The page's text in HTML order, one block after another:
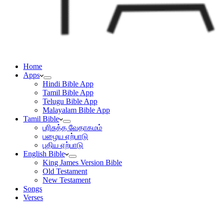
Home
Apps
Hindi Bible App
Tamil Bible App
Telugu Bible App
Malayalam Bible App
Tamil Bible
பரிசுத்த வேதாகமம்
பழைய ஏற்பாடு
புதிய ஏற்பாடு
English Bible
King James Version Bible
Old Testament
New Testament
Songs
Verses